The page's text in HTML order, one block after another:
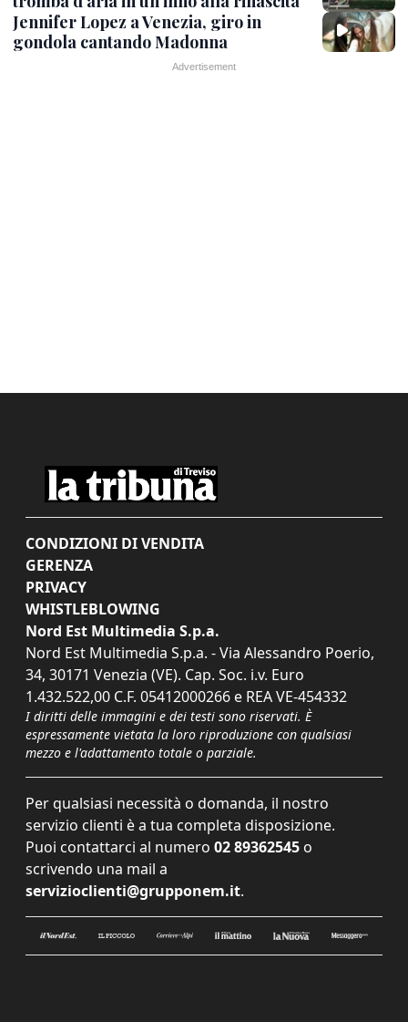
Jennifer Lopez a Venezia, giro in
gondola cantando Madonna
CONDIZIONI DI VENDITA
GERENZA
PRIVACY
WHISTLEBLOWING
Nord Est Multimedia S.p.a.
Nord Est Multimedia S.p.a. - Via Alessandro Poerio,
34, 30171 Venezia (VE). Cap. Soc. i.v. Euro
1.432.522,00 C.F. 05412000266 e REA VE-454332
I diritti delle immagini e dei testi sono riservati. È
espressamente vietata la loro riproduzione con qualsiasi
mezzo e l'adattamento totale o parziale.
Per qualsiasi necessità o domanda, il nostro
servizio clienti è a tua completa disposizione.
Puoi contattarci al numero 02 89362545 o
scrivendo una mail a
servizioclienti@grupponem.it.